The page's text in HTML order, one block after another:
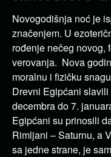
Novogodišnja noć je
značenjem. U
rođenje nečeg novog,
verovanja. Nova
moralnu i fizičku
Drevni Egipćani
decembra do 7.
Egipćani su prinosili
Rimljani – Saturnu, a
sa jedne strane, je